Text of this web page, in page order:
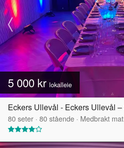
5 000 kr lokalleie
80seter · 80stående · Medbrakt